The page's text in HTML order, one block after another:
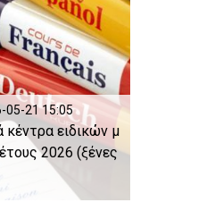
05-21 15:05
κέντρα ειδικών μ
2026 (ξένες